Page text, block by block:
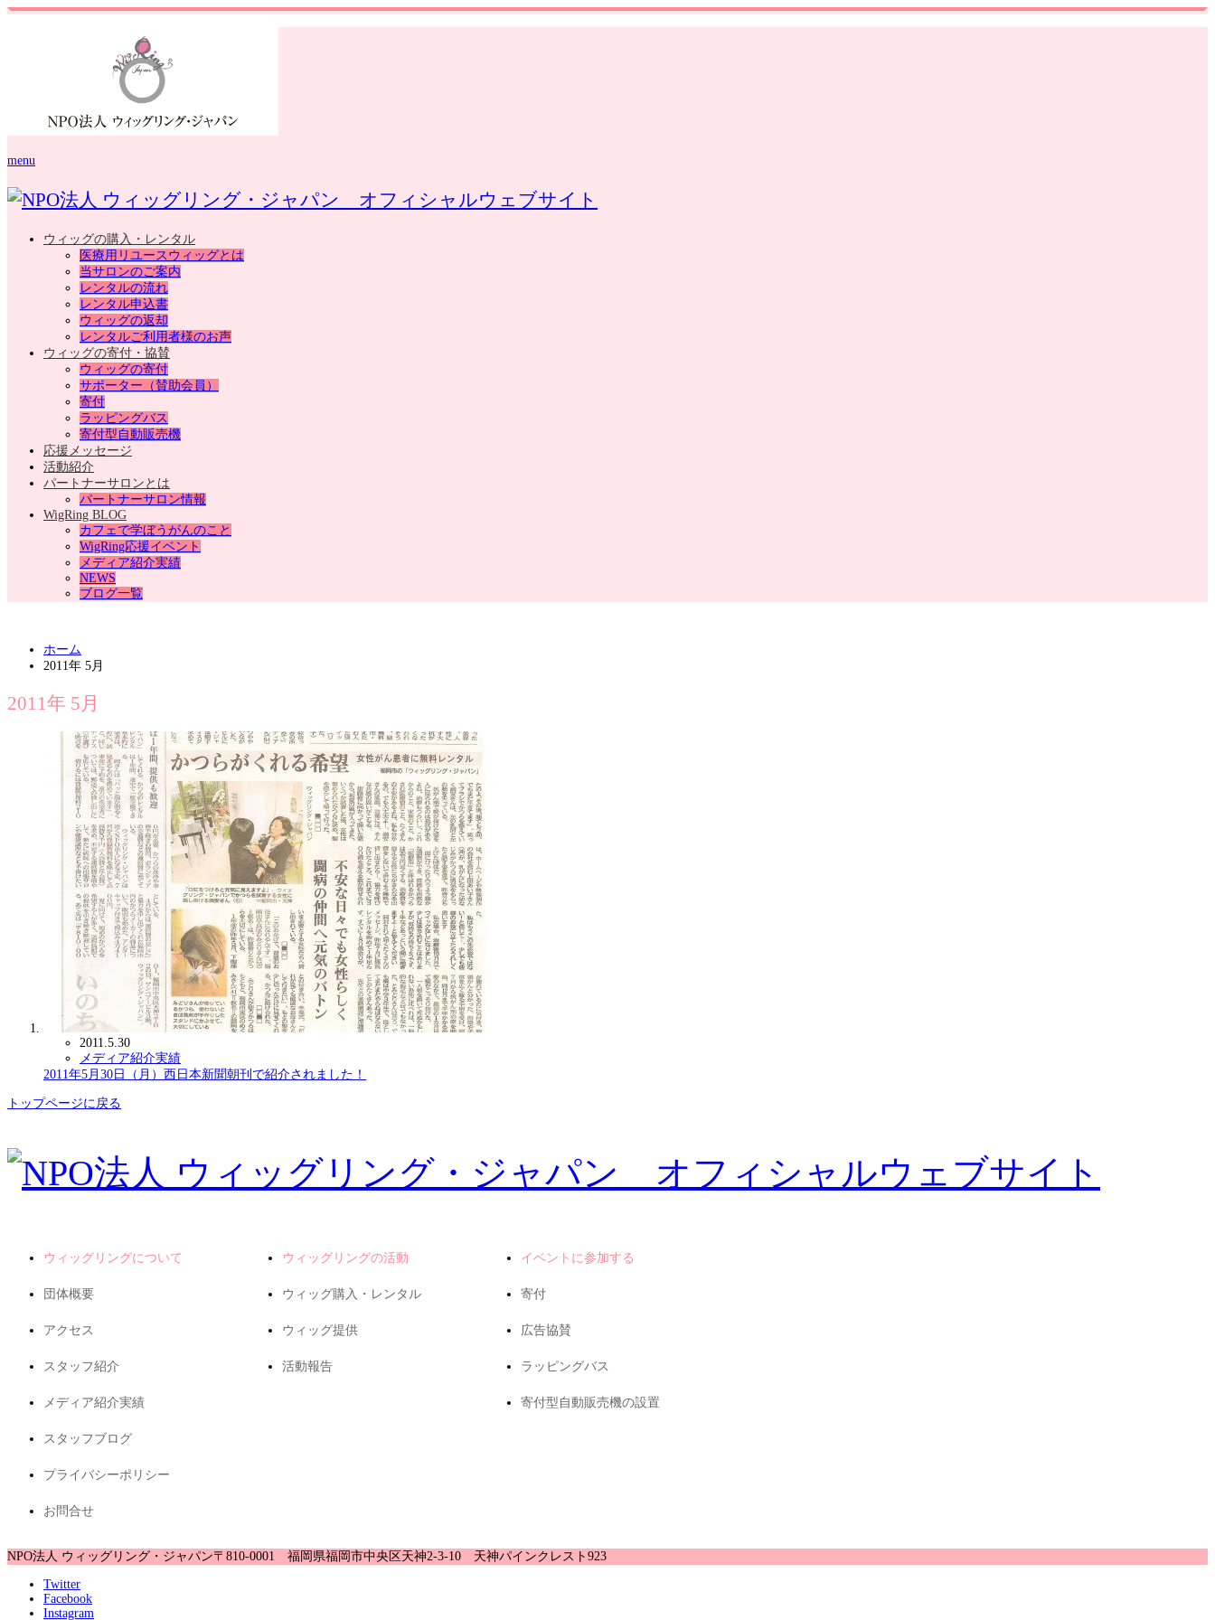
menu
ウィッグの購入・レンタル
医療用リユースウィッグとは
当サロンのご案内
レンタルの流れ
レンタル申込書
ウィッグの返却
レンタルご利用者様のお声
ウィッグの寄付・協賛
ウィッグの寄付
サポーター（賛助会員）
寄付
ラッピングバス
寄付型自動販売機
応援メッセージ
活動紹介
パートナーサロンとは
パートナーサロン情報
WigRing BLOG
カフェで学ぼうがんのこと
WigRing応援イベント
メディア紹介実績
NEWS
ブログ一覧
ホーム
2011年 5月
2011年 5月
2011.5.30
メディア紹介実績
2011年5月30日（月）西日本新聞朝刊で紹介されました！
トップページに戻る
ウィッグリングについて
団体概要
アクセス
スタッフ紹介
メディア紹介実績
スタッフブログ
プライバシーポリシー
お問合せ
ウィッグリングの活動
ウィッグ購入・レンタル
ウィッグ提供
活動報告
イベントに参加する
寄付
広告協賛
ラッピングバス
寄付型自動販売機の設置
NPO法人 ウィッグリング・ジャパン〒810-0001 福岡県福岡市中央区天神2-3-10 天神パインクレスト923
Twitter
Facebook
Instagram